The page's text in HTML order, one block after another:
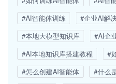
#AI智能体训练
#企业AI解
#本地大模型知识库
#AI企
#AI本地知识库搭建教程
#
#怎么创建AI智能体
#什么